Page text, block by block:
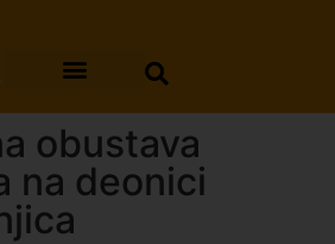
obustava
na deonici